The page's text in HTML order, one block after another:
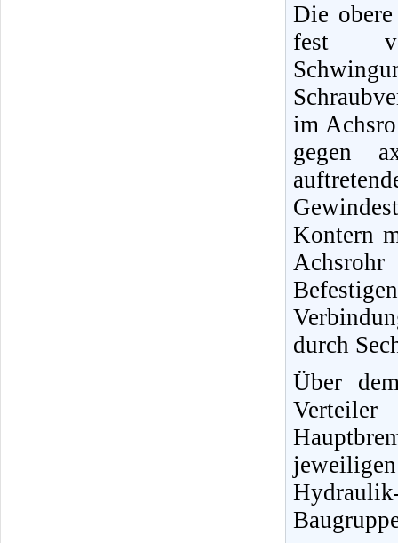
Die
fest
im
gegen
Kontern
durch
Über